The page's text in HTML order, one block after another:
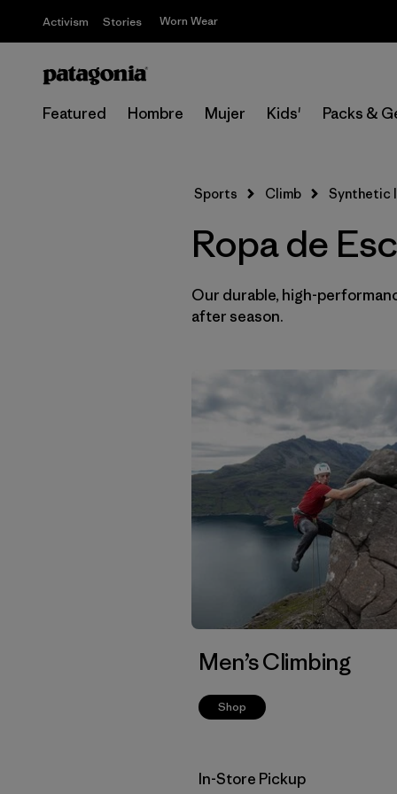
Activism Stories Worn Wear
Featured Hombre Mujer Kids' Packs &
Sports Climb Synthetic
Ropa de
Our durable, high-
after season.
Men’s Climbing
Shop
In-Store Pickup